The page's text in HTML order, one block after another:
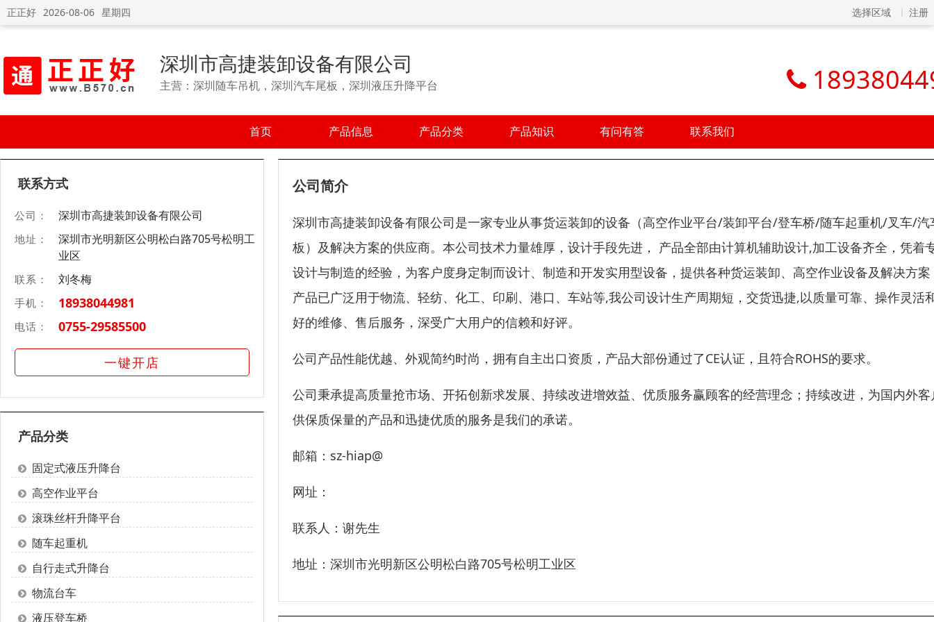
正正好 2026-08-06 星期四 选择区域 注册
深圳市高捷装卸设备有限公司
主营：深圳随车吊机，深圳汽车尾板，深圳液压升降平台
首页 产品信息 产品分类 产品知识 有问有答 联系我们
联系方式
公司： 深圳市高捷装卸设备有限公司
地址：
深圳市光明新区公明松白路705号松明工
业区
联系： 刘冬梅
手机： 18938044981
电话： 0755-29585500
一键开店
产品分类
固定式液压升降台
高空作业平台
滚珠丝杆升降平台
随车起重机
自行走式升降台
物流台车
液压登车桥
公司简介
深圳市高捷装卸设备有限公司是一家专业从事货运装卸的设备（高空作业平台/装卸平台/登车桥/随车起重机/叉车/汽
板）及解决方案的供应商。本公司技术力量雄厚，设计手段先进， 产品全部由计算机辅助设计,加工设备齐全，凭着
设计与制造的经验，为客户度身定制而设计、制造和开发实用型设备，提供各种货运装卸、高空作业设备及解决方案
产品已广泛用于物流、轻纺、化工、印刷、港口、车站等,我公司设计生产周期短，交货迅捷,以质量可靠、操作灵活
好的维修、售后服务，深受广大用户的信赖和好评。
公司产品性能优越、外观简约时尚，拥有自主出口资质，产品大部份通过了CE认证，且符合ROHS的要求。
公司秉承提高质量抢市场、开拓创新求发展、持续改进增效益、优质服务赢顾客的经营理念；持续改进，为国内外客
供保质保量的产品和迅捷优质的服务是我们的承诺。
邮箱：sz-hiap@
网址：
联系人：谢先生
地址：深圳市光明新区公明松白路705号松明工业区